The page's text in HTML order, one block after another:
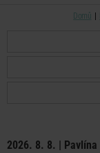
Domů
2026. 8. 8. | Pavlína